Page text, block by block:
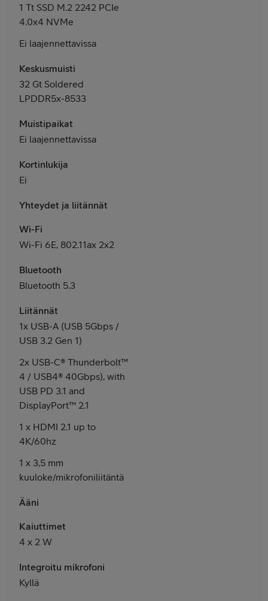
1 Tt SSD M.2 2242 PCIe
4.0x4 NVMe
Ei laajennettavissa
Keskusmuisti
32 Gt Soldered
LPDDR5x-8533
Muistipaikat
Ei laajennettavissa
Kortinlukija
Ei
Yhteydet ja liitännät
Wi-Fi
Wi-Fi 6E, 802.11ax 2x2
Bluetooth
Bluetooth 5.3
Liitännät
1x USB-A (USB 5Gbps /
USB 3.2 Gen 1)
2x USB-C® Thunderbolt™
4 / USB4® 40Gbps), with
USB PD 3.1 and
DisplayPort™ 2.1
1 x HDMI 2.1 up to
4K/60hz
1 x 3,5 mm
kuuloke/mikrofoniliitäntä
Ääni
Kaiuttimet
4 x 2 W
Integroitu mikrofoni
Kyllä